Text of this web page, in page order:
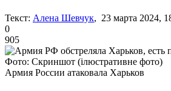
Текст: Алена Шевчук, 23 марта 2024,
0
905
Фото: Скриншот (ілюстративне фото)
Армия России атаковала Харьков